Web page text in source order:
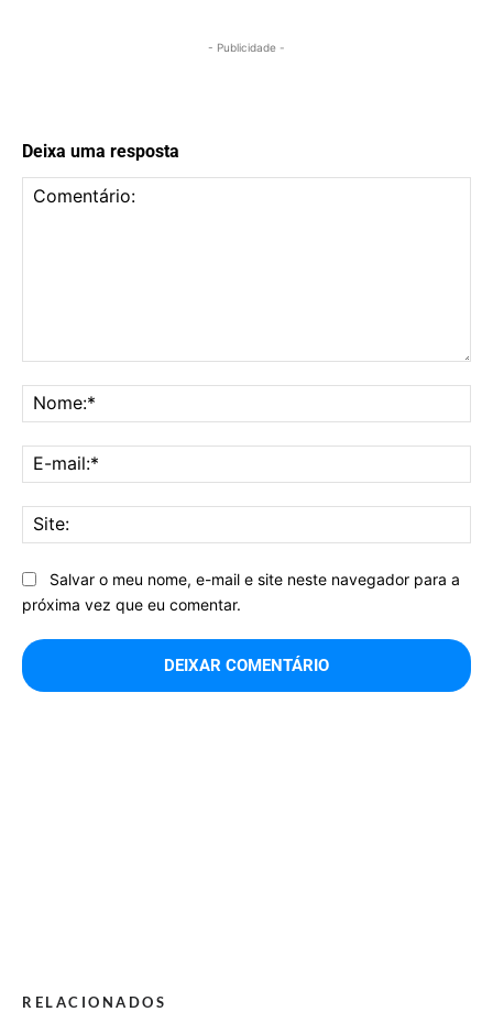
- Publicidade -
Deixa uma resposta
Salvar o meu nome, e-mail e site neste navegador para a
próxima vez que eu comentar.
RELACIONADOS